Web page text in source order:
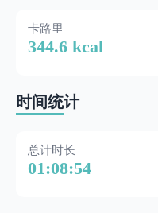
卡路里
344.6 kcal
时间统计
总计时长
01:08:54